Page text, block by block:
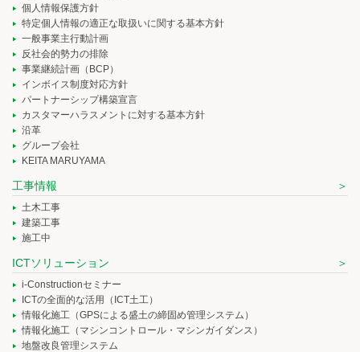
個人情報保護方針
特定個人情報の適正な取扱いに関する基本方針
一般事業主行動計画
反社会的勢力の排除
事業継続計画（BCP）
インボイス制度対応方針
パートナーシップ構築宣言
カスタマーハラスメントに対する基本方針
沿革
グループ会社
KEITA MARUYAMA
工事情報
土木工事
建築工事
施工中
ICTソリューション
i-Constructionセミナー
ICTの全面的な活用（ICT土工）
情報化施工（GPSによる盛土の締固め管理システム）
情報化施工（マシンコントロール・マシンガイダンス）
地盤改良管理システム